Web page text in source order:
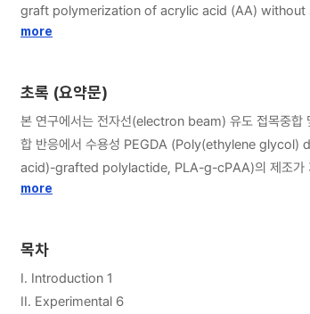
graft polymerization of acrylic acid (AA)
subsequently subjected to copper ion
graft polymerization can be highly desirable for
more
초록 (요약문)
본 연구에서는 전자선(electron beam) 유도 접목중합
합 반응에서 수용성 PEGDA (Poly(ethylene glycol)
acid)-grafted polylactide, PLA-g-cPAA)의 제조가 가
리 이온이 PLA 직물의 고유한 다공성 구조를 변형시
more
목차
I. Introduction 1
II. Experimental 6